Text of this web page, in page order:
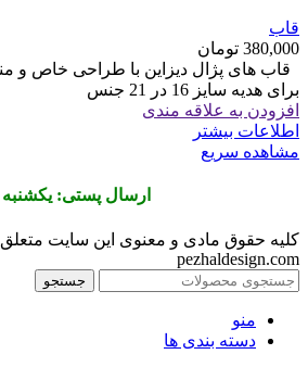
قاب
380,000 تومان
قاب های پژال دیزاین با طراحی خاص و
برای هدیه سایز 16 در 21 جنس
افزودن به علاقه مندی
اطلاعات بیشتر
مشاهده سریع
ارسال پستی: یکشنبه
کلیه حقوق مادی و معنوی این سایت متعلق
pezhaldesign.com
جستجو
منو
دسته بندی ها